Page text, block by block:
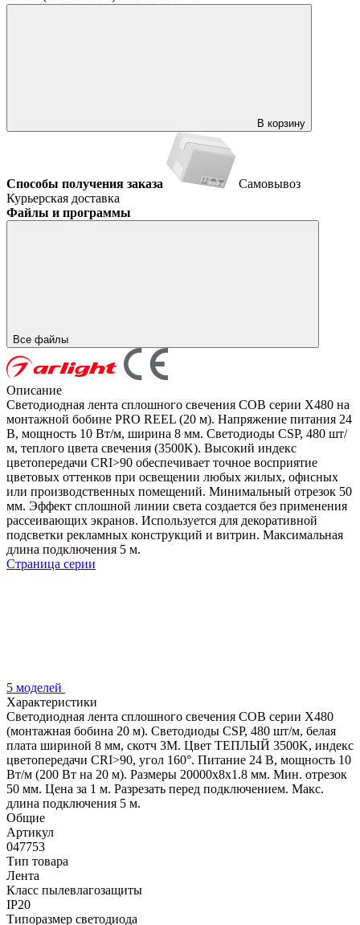
В корзину
Способы получения заказа
Самовывоз
Курьерская доставка
Файлы и программы
Все файлы
Описание
Светодиодная лента сплошного свечения COB серии X480 на
монтажной бобине PRO REEL (20 м). Напряжение питания 24
В, мощность 10 Вт/м, ширина 8 мм. Светодиоды CSP, 480 шт/
м, теплого цвета свечения (3500K). Высокий индекс
цветопередачи CRI>90 обеспечивает точное восприятие
цветовых оттенков при освещении любых жилых, офисных
или производственных помещений. Минимальный отрезок 50
мм. Эффект сплошной линии света создается без применения
рассеивающих экранов. Используется для декоративной
подсветки рекламных конструкций и витрин. Максимальная
длина подключения 5 м.
Страница серии
5 моделей
Характеристики
Светодиодная лента сплошного свечения COB серии X480
(монтажная бобина 20 м). Светодиоды CSP, 480 шт/м, белая
плата шириной 8 мм, скотч 3M. Цвет ТЕПЛЫЙ 3500K, индекс
цветопередачи CRI>90, угол 160°. Питание 24 В, мощность 10
Вт/м (200 Вт на 20 м). Размеры 20000х8х1.8 мм. Мин. отрезок
50 мм. Цена за 1 м. Разрезать перед подключением. Макс.
длина подключения 5 м.
Общие
Артикул
047753
Тип товара
Лента
Класс пылевлагозащиты
IP20
Типоразмер светодиода